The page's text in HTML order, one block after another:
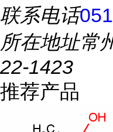
联系电话
所在地址常
22-1423
推荐产品